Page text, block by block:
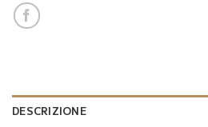
DESCRIZIONE